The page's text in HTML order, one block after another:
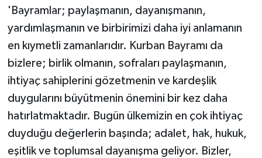
'Bayramlar; paylaşmanın, dayanışmanın,
yardımlaşmanın ve birbirimizi daha iyi anlamanın
en kıymetli zamanlarıdır. Kurban Bayramı da
bizlere; birlik olmanın, sofraları paylaşmanın,
ihtiyaç sahiplerini gözetmenin ve kardeşlik
duygularını büyütmenin önemini bir kez daha
hatırlatmaktadır. Bugün ülkemizin en çok ihtiyaç
duyduğu değerlerin başında; adalet, hak, hukuk,
eşitlik ve toplumsal dayanışma geliyor. Bizler,